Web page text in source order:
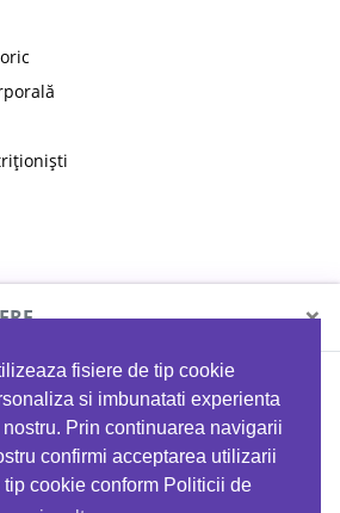
fisiere de tip cookie
si imbunatati experienta
Prin continuarea navigarii
confirmi acceptarea utilizarii
cookie conform Politicii de
×
orice comandă folosind codul
EATTRACK